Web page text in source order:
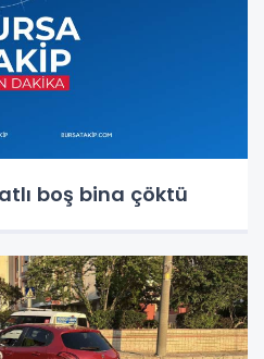
boş bina çöktü